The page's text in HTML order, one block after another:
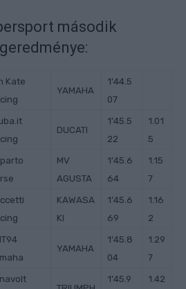
második
Kate
YAMAHA
1’44.5
07
DUCATI
1’45.5
22
1.01
5
MV
AGUSTA
1’45.6
64
1.15
7
KAWASA
KI
1’45.6
69
1.16
2
YAMAHA
1’45.8
04
1.29
7
1’45.9 1.42